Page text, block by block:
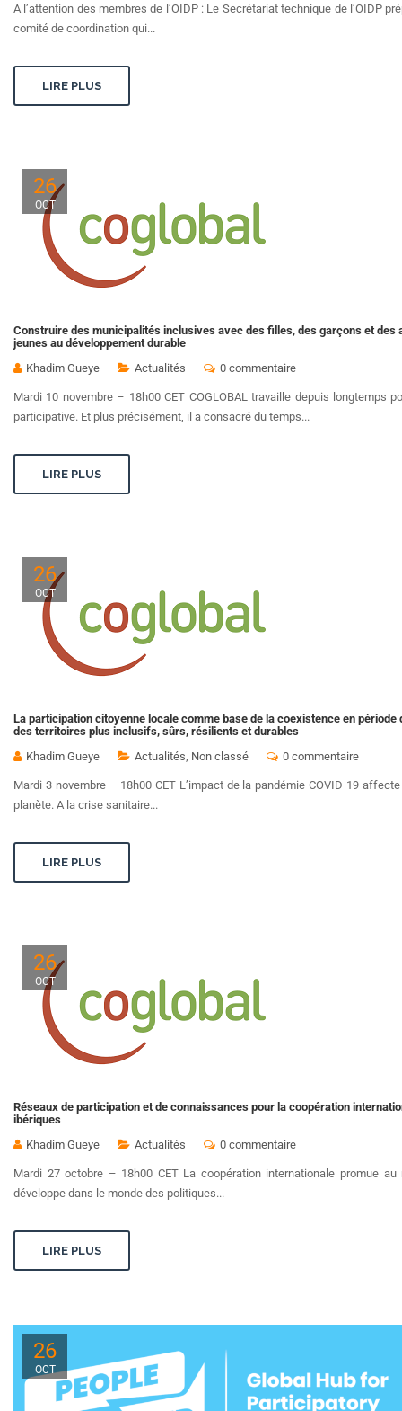
A l’attention des membres de l’OIDP : Le Secrétariat technique de l’OIDP
comité de coordination qui...
LIRE PLUS
26
OCT
Construire des municipalités inclusives avec des filles, des garçons et
jeunes au développement durable
Khadim Gueye
Actualités 0 commentaire
Mardi 10 novembre – 18h00 CET COGLOBAL travaille depuis longtemps
participative. Et plus précisément, il a consacré du temps...
LIRE PLUS
26
OCT
La participation citoyenne locale comme base de la coexistence en
des territoires plus inclusifs, sûrs, résilients et durables
Khadim Gueye
Actualités Non classé 0 commentaire
Mardi 3 novembre – 18h00 CET L’impact de la pandémie COVID 19
planète. A la crise sanitaire...
LIRE PLUS
26
OCT
Réseaux de participation et de connaissances pour la coopération
ibériques
Khadim Gueye
Actualités 0 commentaire
Mardi 27 octobre – 18h00 CET La coopération internationale promue
développe dans le monde des politiques...
LIRE PLUS
26
OCT